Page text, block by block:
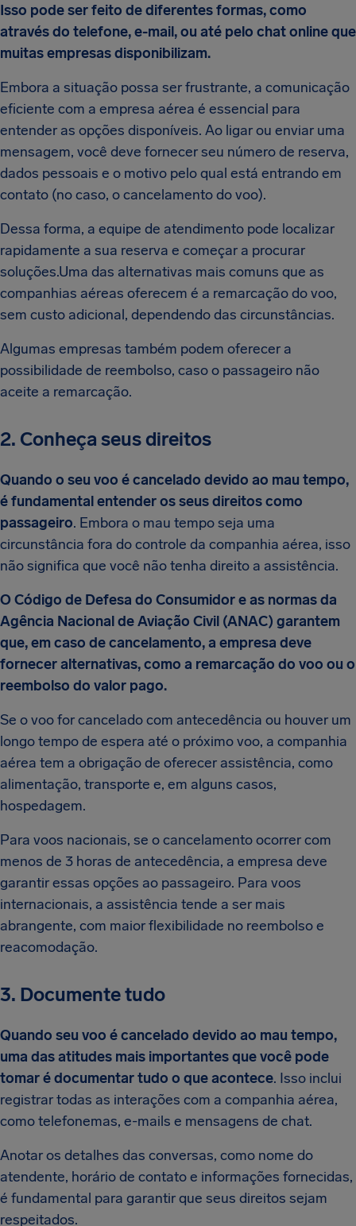
Isso pode ser feito de diferentes formas, como
através do telefone, e-mail, ou até pelo chat online que
muitas empresas disponibilizam.
Embora a situação possa ser frustrante, a comunicação
eficiente com a empresa aérea é essencial para
entender as opções disponíveis. Ao ligar ou enviar uma
mensagem, você deve fornecer seu número de reserva,
dados pessoais e o motivo pelo qual está entrando em
contato (no caso, o cancelamento do voo).
Dessa forma, a equipe de atendimento pode localizar
rapidamente a sua reserva e começar a procurar
soluções.Uma das alternativas mais comuns que as
companhias aéreas oferecem é a remarcação do voo,
sem custo adicional, dependendo das circunstâncias.
Algumas empresas também podem oferecer a
possibilidade de reembolso, caso o passageiro não
aceite a remarcação.
2. Conheça seus direitos
Quando o seu voo é cancelado devido ao mau tempo,
é fundamental entender os seus direitos como
passageiro. Embora o mau tempo seja uma
circunstância fora do controle da companhia aérea, isso
não significa que você não tenha direito a assistência.
O Código de Defesa do Consumidor e as normas da
Agência Nacional de Aviação Civil (ANAC) garantem
que, em caso de cancelamento, a empresa deve
fornecer alternativas, como a remarcação do voo ou o
reembolso do valor pago.
Se o voo for cancelado com antecedência ou houver um
longo tempo de espera até o próximo voo, a companhia
aérea tem a obrigação de oferecer assistência, como
alimentação, transporte e, em alguns casos,
hospedagem.
Para voos nacionais, se o cancelamento ocorrer com
menos de 3 horas de antecedência, a empresa deve
garantir essas opções ao passageiro. Para voos
internacionais, a assistência tende a ser mais
abrangente, com maior flexibilidade no reembolso e
reacomodação.
3. Documente tudo
Quando seu voo é cancelado devido ao mau tempo,
uma das atitudes mais importantes que você pode
tomar é documentar tudo o que acontece. Isso inclui
registrar todas as interações com a companhia aérea,
como telefonemas, e-mails e mensagens de chat.
Anotar os detalhes das conversas, como nome do
atendente, horário de contato e informações fornecidas,
é fundamental para garantir que seus direitos sejam
respeitados.